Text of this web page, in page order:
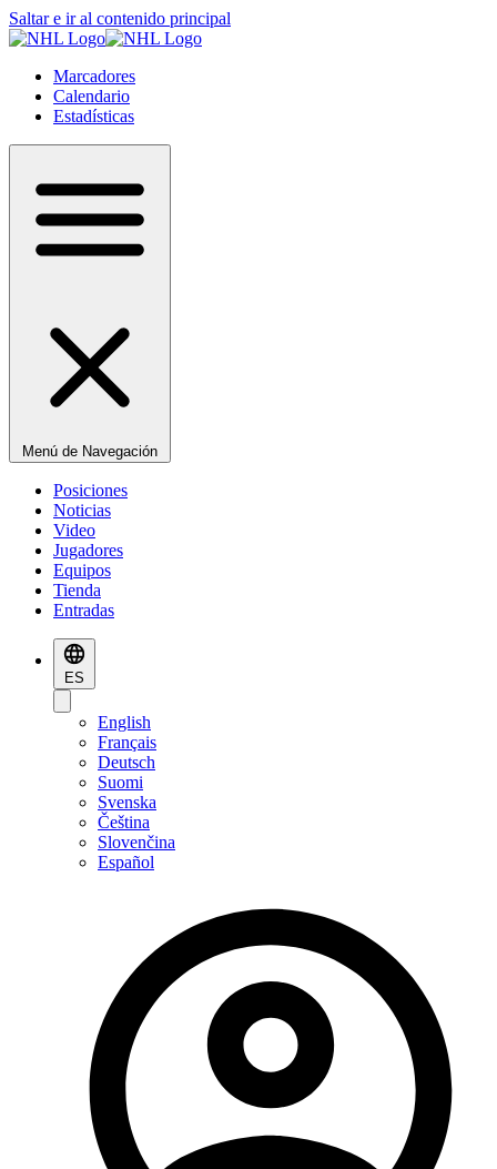
Saltar e ir al contenido principal
Marcadores
Calendario
Estadísticas
Menú de Navegación
Posiciones
Noticias
Video
Jugadores
Equipos
Tienda
Entradas
ES
English
Français
Deutsch
Suomi
Svenska
Čeština
Slovenčina
Español